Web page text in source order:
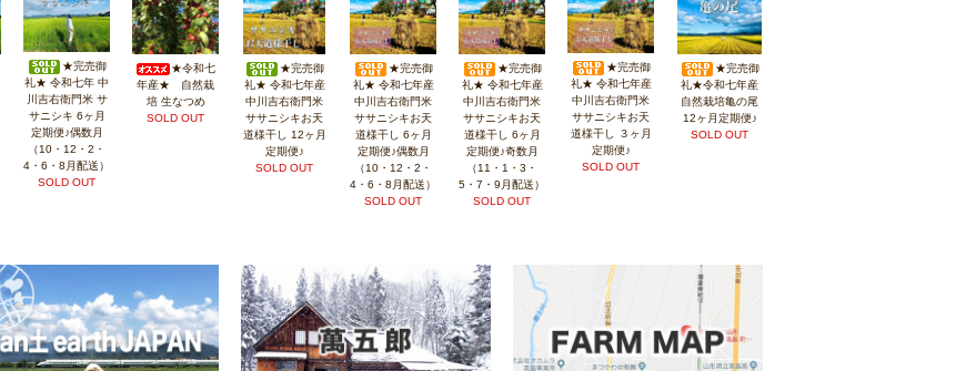
★完売御
礼★ 令和七年 中
川吉右衛門米 サ
サニシキ 6ヶ月
定期便♪偶数月
（10・12・2・
4・6・8月配送）
SOLD OUT
★令和七
年産★ 自然栽
培 生なつめ
SOLD OUT
★完売御
礼★ 令和七年産
中川吉右衛門米
ササニシキお天
道様干し 12ヶ月
定期便♪
SOLD OUT
★完売御
礼★ 令和七年産
中川吉右衛門米
ササニシキお天
道様干し 6ヶ月
定期便♪偶数月
（10・12・2・
4・6・8月配送）
SOLD OUT
★完売御
礼★ 令和七年産
中川吉右衛門米
ササニシキお天
道様干し 6ヶ月
定期便♪奇数月
（11・1・3・
5・7・9月配送）
SOLD OUT
★完売御
礼★ 令和七年産
中川吉右衛門米
ササニシキお天
道様干し ３ヶ月
定期便♪
SOLD OUT
★完売御
礼★令和七年産
自然栽培亀の尾
12ヶ月定期便♪
SOLD OUT